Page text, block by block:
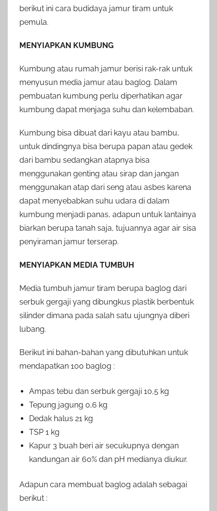
berikut ini cara budidaya jamur tiram untuk
pemula.
MENYIAPKAN KUMBUNG
Kumbung atau rumah jamur berisi rak-rak untuk
menyusun media jamur atau baglog. Dalam
pembuatan kumbung perlu diperhatikan agar
kumbung dapat menjaga suhu dan kelembaban.
Kumbung bisa dibuat dari kayu atau bambu,
untuk dindingnya bisa berupa papan atau gedek
dari bambu sedangkan atapnya bisa
menggunakan genting atau sirap dan jangan
menggunakan atap dari seng atau asbes karena
dapat menyebabkan suhu udara di dalam
kumbung menjadi panas, adapun untuk lantainya
biarkan berupa tanah saja, tujuannya agar air sisa
penyiraman jamur terserap.
MENYIAPKAN MEDIA TUMBUH
Media tumbuh jamur tiram berupa baglog dari
serbuk gergaji yang dibungkus plastik berbentuk
silinder dimana pada salah satu ujungnya diberi
lubang.
Berikut ini bahan-bahan yang dibutuhkan untuk
mendapatkan 100 baglog :
Ampas tebu dan serbuk gergaji 10,5 kg
Tepung jagung 0,6 kg
Dedak halus 21 kg
TSP 1 kg
Kapur 3 buah beri air secukupnya dengan
kandungan air 60% dan pH medianya diukur.
Adapun cara membuat baglog adalah sebagai
berikut :